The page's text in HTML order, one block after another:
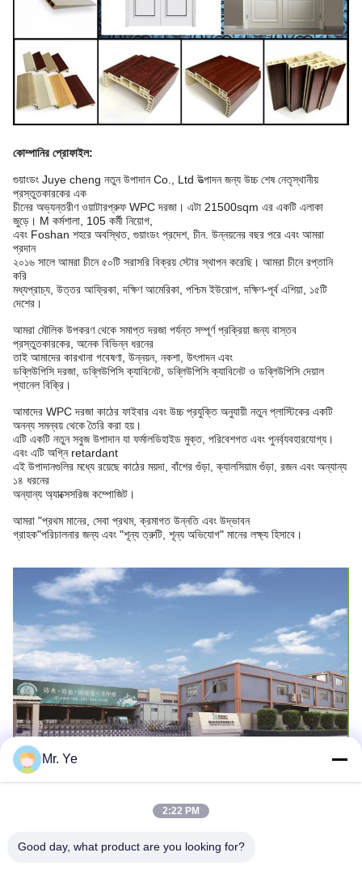
কোম্পানির প্রোফাইল:
গুয়াংডং Juye cheng নতুন উপাদান Co., Ltd উত্পাদন জন্য উচ্চ শেষ নেতৃস্থানীয়
প্রস্তুতকারকের এক
চীনের অভ্যন্তরীণ ওয়াটারপ্রুফ WPC দরজা। এটা 21500sqm এর একটি এলাকা
জুড়ে। M কর্মশালা, 105 কর্মী নিয়োগ,
এবং Foshan শহরে অবস্থিত, গুয়াংডং প্রদেশ, চীন. উন্নয়নের বছর পরে এবং আমরা
প্রদান
২০১৬ সালে আমরা চীনে ৫০টি সরাসরি বিক্রয় স্টোর স্থাপন করেছি। আমরা চীনে রপ্তানি
করি
মধ্যপ্রাচ্য, উত্তর আফ্রিকা, দক্ষিণ আমেরিকা, পশ্চিম ইউরোপ, দক্ষিণ-পূর্ব এশিয়া, ১৫টি
দেশের।
আমরা মৌলিক উপকরণ থেকে সমাপ্ত দরজা পর্যন্ত সম্পূর্ণ প্রক্রিয়া জন্য বাস্তব
প্রস্তুতকারকের, অনেক বিভিন্ন ধরনের
তাই আমাদের কারখানা গবেষণা, উন্নয়ন, নকশা, উৎপাদন এবং
ডব্লিউপিসি দরজা, ডব্লিউপিসি ক্যাবিনেট, ডব্লিউপিসি ক্যাবিনেট ও ডব্লিউপিসি দেয়াল
প্যানেল বিক্রি।
আমাদের WPC দরজা কাঠের ফাইবার এবং উচ্চ প্রযুক্তি অনুযায়ী নতুন প্লাস্টিকের একটি
অনন্য সমন্বয় থেকে তৈরি করা হয়।
এটি একটি নতুন সবুজ উপাদান যা ফর্মালডিহাইড মুক্ত, পরিবেশগত এবং পুনর্ব্যবহারযোগ্য।
এবং এটি অগ্নি retardant
এই উপাদানগুলির মধ্যে রয়েছে কাঠের ময়দা, বাঁশের গুঁড়া, ক্যালসিয়াম গুঁড়া, রজন এবং অন্যান্য
১৪ ধরনের
অন্যান্য অ্যাক্সেসরিজ কম্পোজিট।
আমরা "প্রথম মানের, সেবা প্রথম, ক্রমাগত উন্নতি এবং উদ্ভাবন
গ্রাহক"পরিচালনার জন্য এবং "শূন্য ত্রুটি, শূন্য অভিযোগ" মানের লক্ষ্য হিসাবে।
Mr. Ye
2:22 PM
Good day, what product are you looking for?